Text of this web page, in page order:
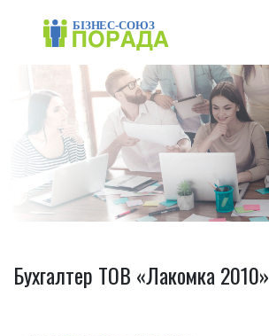
Бухгалтер ТОВ «Лакомка 2010»